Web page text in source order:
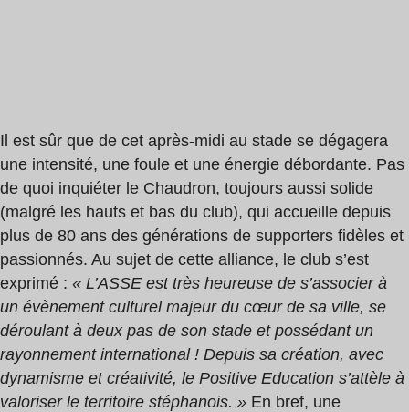
Il est sûr que de cet après-midi au stade se dégagera
une intensité, une foule et une énergie débordante. Pas
de quoi inquiéter le Chaudron, toujours aussi solide
(malgré les hauts et bas du club), qui accueille depuis
plus de 80 ans des générations de supporters fidèles et
passionnés. Au sujet de cette alliance, le club s’est
exprimé : « L’ASSE est très heureuse de s’associer à
un évènement culturel majeur du cœur de sa ville, se
déroulant à deux pas de son stade et possédant un
rayonnement international ! Depuis sa création, avec
dynamisme et créativité, le Positive Education s’attèle à
valoriser le territoire stéphanois. » En bref, une